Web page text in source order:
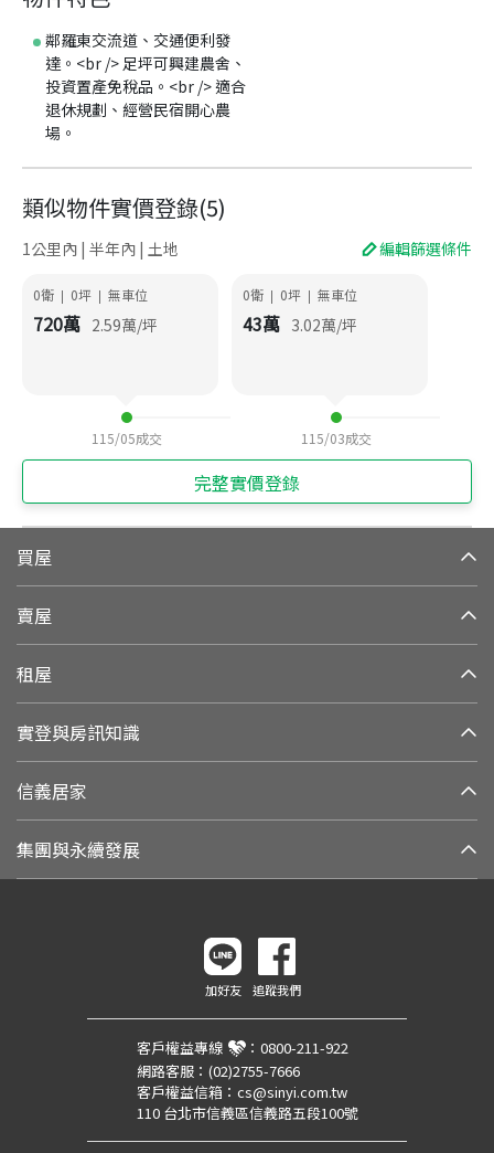
鄰羅東交流道、交通便利發
達。<br /> 足坪可興建農舍、
投資置產免稅品。<br /> 適合
退休規劃、經營民宿開心農
場。
類似物件實價登錄(5)
1公里內 | 半年內 | 土地 編輯篩選條件
0衛 | 0坪 | 無車位
720萬 2.59萬/坪
115/05成交
0衛 | 0坪 | 無車位
43萬 3.02萬/坪
115/03成交
完整實價登錄
買屋
賣屋
租屋
實登與房訊知識
信義居家
集團與永續發展
加好友 追蹤我們
客戶權益專線 ： 0800-211-922
網路客服： (02)2755-7666
客戶權益信箱： cs@sinyi.com.tw
110 台北市信義區信義路五段100號